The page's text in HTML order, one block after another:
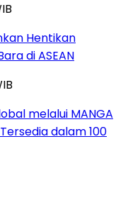
Hentikan
di ASEAN
melalui MANGA
dalam 100